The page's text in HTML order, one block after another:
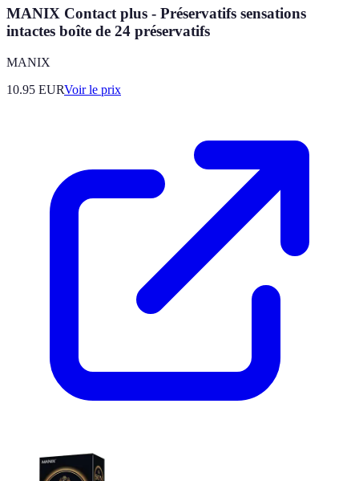
MANIX Contact plus - Préservatifs sensations
intactes boîte de 24 préservatifs
MANIX
10.95 EURVoir le prix